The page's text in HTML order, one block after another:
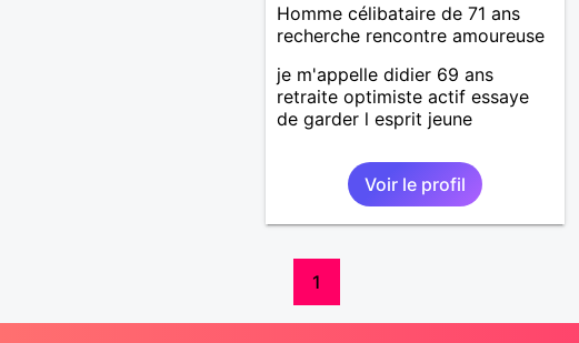
Homme célibataire de 71 ans
recherche rencontre amoureuse
je m'appelle didier 69 ans
retraite optimiste actif essaye
de garder l esprit jeune
Voir le profil
1